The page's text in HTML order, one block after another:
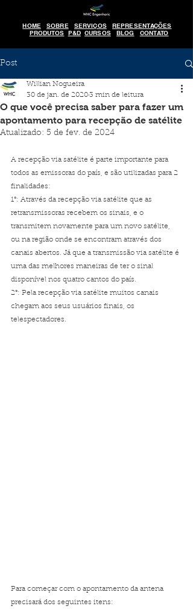
HOME SOBRE SERVIÇOS
REPRESENTAÇÕES
PRODUTOS P&D CURSOS BLOG CONTATO
Post
O que você precisa saber para fazer um
apontamento para recepção de satélite
Willian Nogueira
30 de jan. de 20203 min de leitura
Atualizado: 5 de fev. de 2024
A recepção via satélite é parte importante para
todos as emissoras do país, e são utilizadas para 2
finalidades:
1°: Através da recepção via satélite que as
retransmissoras recebem os sinais, e o
transmitem novamente para um novo satélite,
ou na região onde se encontram através dos
canais abertos. Já que a transmissão via satélite é
uma das melhores maneiras de ter o sinal
disponível nos quatro cantos do país.
2°: Pela recepção via satélite muitos canais
chegam aos seus usuários finais, os
telespectadores.
Para começar com o apontamento da antena
precisará dos seguintes itens: